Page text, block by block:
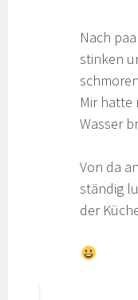
Nach
stinken
Mir hatte
Wasser
Von da
ständig
der